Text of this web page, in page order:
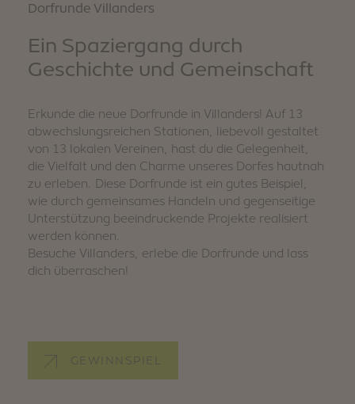
Dorfrunde Villanders
Ein Spaziergang durch
Geschichte und Gemeinschaft
Erkunde die neue Dorfrunde in Villanders! Auf 13
abwechslungsreichen Stationen, liebevoll gestaltet
von 13 lokalen Vereinen, hast du die Gelegenheit,
die Vielfalt und den Charme unseres Dorfes hautnah
zu erleben. Diese Dorfrunde ist ein gutes Beispiel,
wie durch gemeinsames Handeln und gegenseitige
Unterstützung beeindruckende Projekte realisiert
werden können.
Besuche Villanders, erlebe die Dorfrunde und lass
dich überraschen!
GEWINNSPIEL